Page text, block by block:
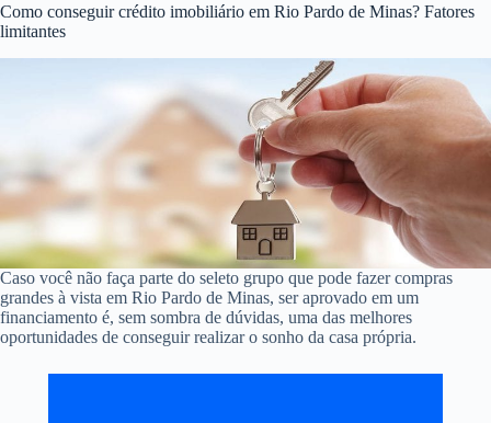
Como conseguir crédito imobiliário em Rio Pardo de Minas? Fatores
limitantes
Caso você não faça parte do seleto grupo que pode fazer compras
grandes à vista em Rio Pardo de Minas, ser aprovado em um
financiamento é, sem sombra de dúvidas, uma das melhores
oportunidades de conseguir realizar o sonho da casa própria.